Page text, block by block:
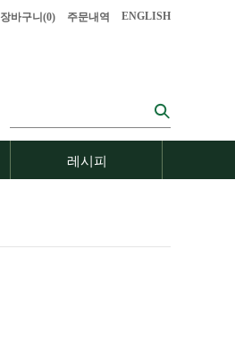
장바구니(0) 주문내역 ENGLISH
레시피